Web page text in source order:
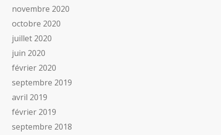
novembre 2020
octobre 2020
juillet 2020
juin 2020
février 2020
septembre 2019
avril 2019
février 2019
septembre 2018